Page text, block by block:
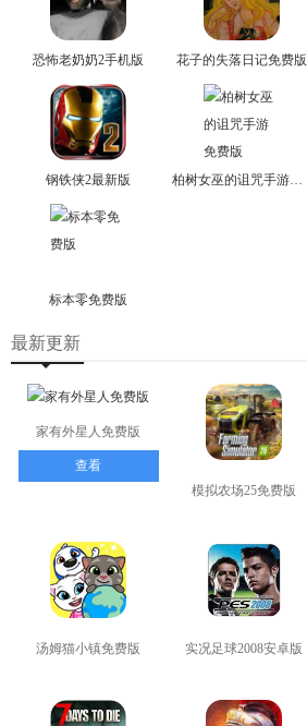
恐怖老奶奶2手机版 花子的失落日记免费版
钢铁侠2最新版 柏树女巫的诅咒手游免费版
标本零免费版
最新更新
家有外星人免费版
查看
模拟农场25免费版
汤姆猫小镇免费版 实况足球2008安卓版